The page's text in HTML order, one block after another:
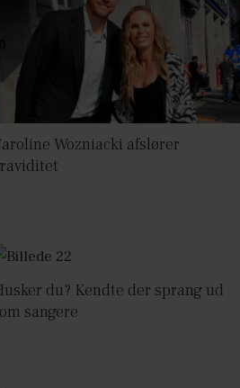
Wozniacki afslører
du? Kendte der sprang ud
sangere